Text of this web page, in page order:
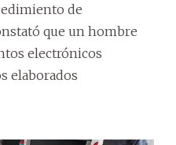
de
que un hombre
electrónicos
elaborados